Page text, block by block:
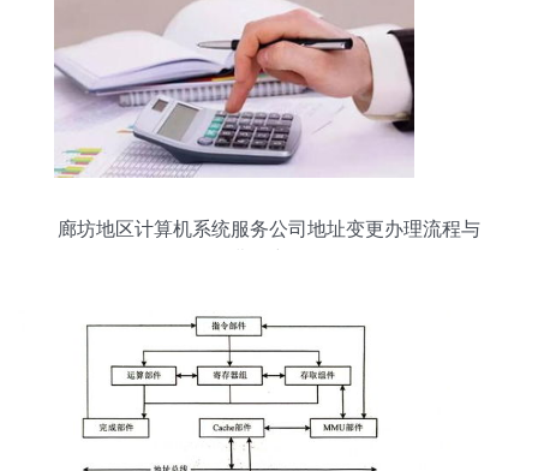
廊坊地区计算机系统服务公司地址变更办理流程与